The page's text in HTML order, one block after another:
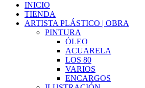
INICIO
TIENDA
ARTISTA PLÁSTICO | OBRA
PINTURA
ÓLEO
ACUARELA
LOS 80
VARIOS
ENCARGOS